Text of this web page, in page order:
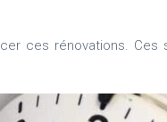
ces rénovations.